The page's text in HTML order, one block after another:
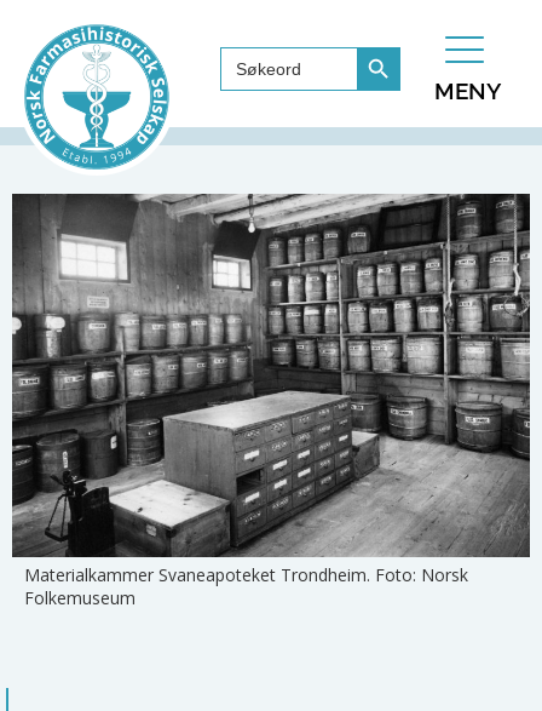
Search
for:
Search Button
MENY
Materialkammer Svaneapoteket Trondheim. Foto: Norsk
Folkemuseum